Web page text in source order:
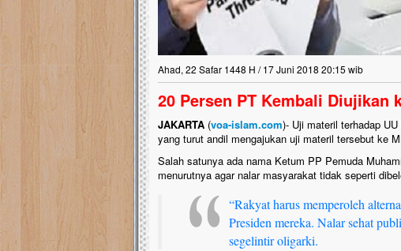
Ahad, 22 Safar 1448 H / 17 Juni 2018 20:15 wib
20 Persen PT Kembali Diujikan
JAKARTA (voa-islam.com)- Uji materil terhadap
yang turut andil mengajukan uji materil tersebut ke
Salah satunya ada nama Ketum PP Pemuda
menurutnya agar nalar masyarakat tidak seperti
“Rakyat harus memperoleh
Presiden mereka. Nalar sehat
segelintir oligarki.
Lima Tahun Mangkrak, Masjid di
Pelosok ini Mengenaskan. Ayo Bantu.!!
Nasib masjid di Kampung Cilumbu ini sungguh
mengenaskan. Lima tahun mangkrak, kini nyaris
tak berbentuk masjid, dipenuhi rumput liar,
berlumut, dan menghitam terpapar panas dan